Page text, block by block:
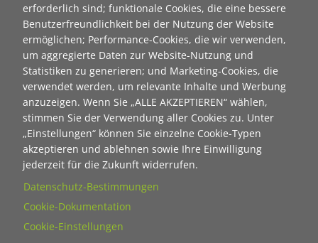
erforderlich sind; funktionale Cookies, die eine bessere
Benutzerfreundlichkeit bei der Nutzung der Website
ermöglichen; Performance-Cookies, die wir verwenden,
um aggregierte Daten zur Website-Nutzung und
Statistiken zu generieren; und Marketing-Cookies, die
verwendet werden, um relevante Inhalte und Werbung
anzuzeigen. Wenn Sie „ALLE AKZEPTIEREN“ wählen,
stimmen Sie der Verwendung aller Cookies zu. Unter
„Einstellungen“ können Sie einzelne Cookie-Typen
akzeptieren und ablehnen sowie Ihre Einwilligung
jederzeit für die Zukunft widerrufen.
Datenschutz-Bestimmungen
Cookie-Dokumentation
Cookie-Einstellungen
Vorname
Nachname
E-Mail
Wie dürfen wir Sie in Zukunft ansprechen
Sie
Du